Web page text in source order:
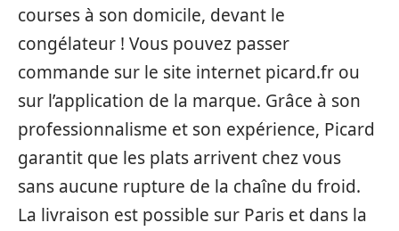
courses à son domicile, devant le
congélateur ! Vous pouvez passer
commande sur le site internet picard.fr ou
sur l’application de la marque. Grâce à son
professionnalisme et son expérience, Picard
garantit que les plats arrivent chez vous
sans aucune rupture de la chaîne du froid.
La livraison est possible sur Paris et dans la